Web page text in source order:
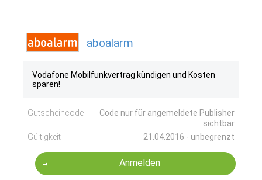
aboalarm
Vodafone Mobilfunkvertrag kündigen und Kosten
sparen!
Gutscheincode
Code nur für angemeldete Publisher
sichtbar
Gültigkeit
21.04.2016 - unbegrenzt
Anmelden